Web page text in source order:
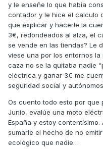
y le enseñe lo que había
contador y le hice el calculo
que explicar y hacerle la
3€, redondeados al alza, el
se vende en las tiendas? Le
viese una por los entornos
caza no se la quitaba nadie
eléctrica y ganar 3€ me
seguridad social y
Os cuento todo esto por que
Junio, evalúe una moto
España y estoy
sumarle el hecho de no
ecológico que nadie…